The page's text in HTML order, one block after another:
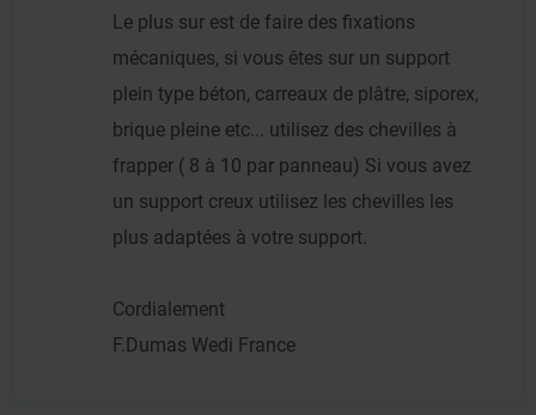
Le plus sur est de faire des fixations
mécaniques, si vous êtes sur un support
plein type béton, carreaux de plâtre, siporex,
brique pleine etc... utilisez des chevilles à
frapper ( 8 à 10 par panneau) Si vous avez
un support creux utilisez les chevilles les
plus adaptées à votre support.
Cordialement
F.Dumas Wedi France